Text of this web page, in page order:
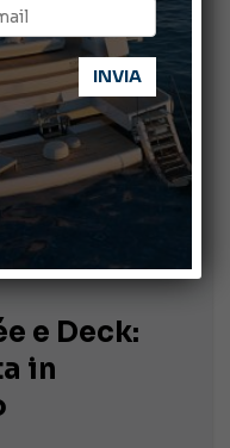
e Deck:
in